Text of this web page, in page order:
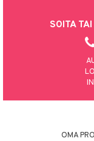
SOITA
OMA